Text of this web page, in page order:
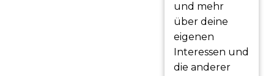
und mehr
über deine
eigenen
Interessen und
die anderer